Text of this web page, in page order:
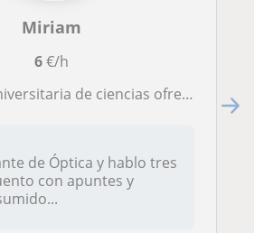
Miriam
6€/h
clases de todas las materias de nivel primaria , secundaria y bachillerato
de Óptica y hablo tres
con apuntes y